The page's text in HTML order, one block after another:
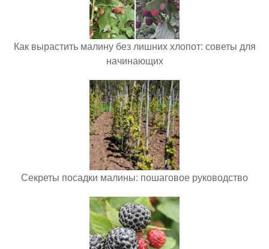
Как вырастить малину без лишних хлопот: советы для
начинающих
Секреты посадки малины: пошаговое руководство